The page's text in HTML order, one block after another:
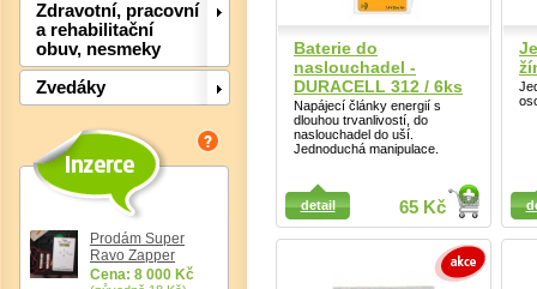
Zdravotní, pracovní
a rehabilitační
obuv, nesmeky
Zvedáky
Prodám Super
Ravo Zapper
Cena: 8 000 Kč
Baterie do
naslouchadel -
DURACELL 312 / 6ks
Napájecí články energií s
dlouhou trvanlivostí, do
naslouchadel do uší.
Jednoduchá manipulace.
65 Kč
detail
Detail
Detail